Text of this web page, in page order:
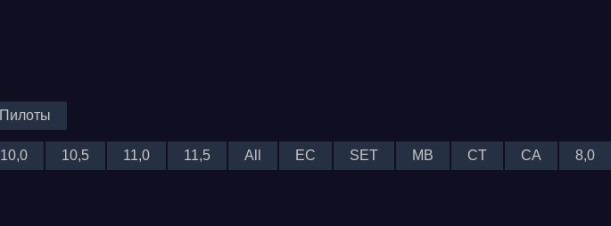
Пилоты
10,0 10,5 11,0 11,5 All EC SET MB CT CA 8,0